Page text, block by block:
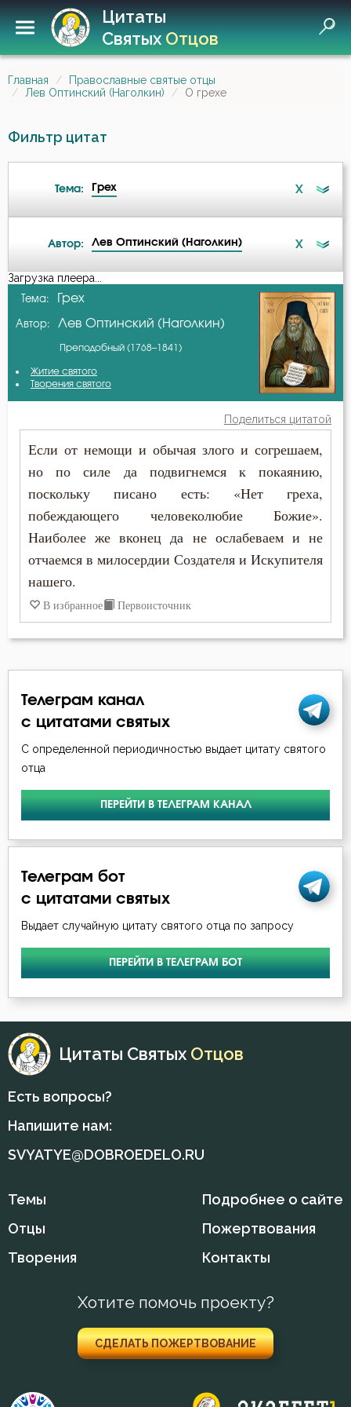
Цитаты
СвятыхОтцов
Главная
Православные святые отцы
Лев Оптинский (Наголкин)
О грехе
Фильтр цитат
Тема: Грех X
Бедность
Беседа
Благодарность
Ближний
Богатство
Болезнь
Брак
Власть
Воздержание
Воля Божия
Время
Гнев
Гонение
Гордость
Гость
Грех
Деньги
Добродетель
Духовная жизнь
Душа
Еда
Заповеди
Здоровье
Исповедь
Автор: Лев Оптинский (Наголкин) X
А-я
Авва Дорофей
Авва Феона
Амвросий Медиоланский
Амвросий Оптинский (Гренков)
Антоний Великий
Афанасий Великий
Василий Великий
Григорий Нисский
Григорий Палама
Григорий Синаит
Димитрий Ростовский
Ефрем Сирин
Игнатий Брянчанинов
Иероним Стридонский
Илия Екдик
Иоанн Златоуст
Иоанн Карпафский
Иоанн Кассиан Римлянин
Кирилл Александрийский
Загрузка плеера...
Тема: Грех
Автор: Лев Оптинский (Наголкин)
Преподобный (1768–1841)
Житие святого
Творения святого
Поделиться цитатой
Если от немощи и обычая злого и согрешаем,
но по силе да подвигнемся к покаянию,
поскольку писано есть: «Нет греха,
побеждающего человеколюбие Божие».
Наиболее же вконец да не ослабеваем и не
отчаемся в милосердии Создателя и Искупителя
нашего.
В избранное Первоисточник
Телеграм канал
с цитатами святых
С определенной периодичностью выдает цитату святого
отца
ПЕРЕЙТИ В ТЕЛЕГРАМ КАНАЛ
Телеграм бот
с цитатами святых
Выдает случайную цитату святого отца по запросу
ПЕРЕЙТИ В ТЕЛЕГРАМ БОТ
Цитаты Святых Отцов
Есть вопросы?
Напишите нам:
SVYATYE@DOBROEDELO.RU
Темы
Отцы
Творения
Подробнее о сайте
Пожертвования
Контакты
Хотите помочь проекту?
СДЕЛАТЬ ПОЖЕРТВОВАНИЕ